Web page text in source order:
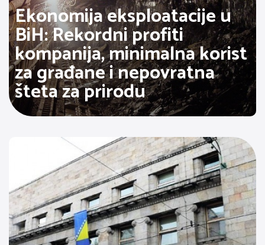
Ekonomija eksploatacije u
BiH: Rekordni profiti
kompanija, minimalna korist
za građane i nepovratna
šteta za prirodu